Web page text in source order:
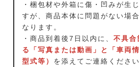
・梱包材や外箱に傷・凹みが生
すが、商品本体に問題がない場
なります。
・商品到着後7日以内に、 不具合
る「写真または動画」と「車両
型式等） を添えてご連絡ください